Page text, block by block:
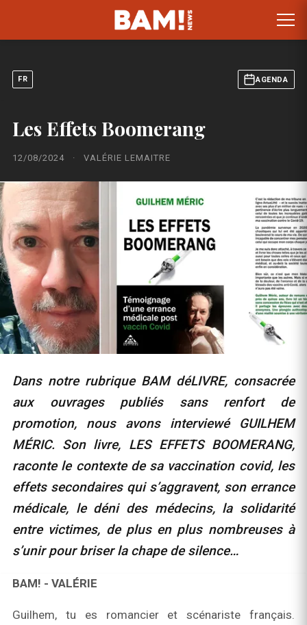
FR AGENDA
Les Effets Boomerang
12/08/2024 · VALÉRIE LEMAITRE
Dans notre rubrique BAM déLIVRE, consacrée
aux ouvrages publiés sans renfort de
promotion, nous avons interviewé GUILHEM
MÉRIC. Son livre, LES EFFETS BOOMERANG,
raconte le contexte de sa vaccination covid, les
effets secondaires qui s’aggravent, son errance
médicale, le déni des médecins, la solidarité
entre victimes, de plus en plus nombreuses à
s’unir pour briser la chape de silence…
BAM! - VALÉRIE
Guilhem, tu es romancier et scénariste français.